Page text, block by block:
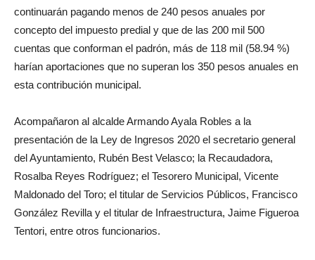
continuarán pagando menos de 240 pesos anuales por
concepto del impuesto predial y que de las 200 mil 500
cuentas que conforman el padrón, más de 118 mil (58.94 %)
harían aportaciones que no superan los 350 pesos anuales en
esta contribución municipal.
Acompañaron al alcalde Armando Ayala Robles a la
presentación de la Ley de Ingresos 2020 el secretario general
del Ayuntamiento, Rubén Best Velasco; la Recaudadora,
Rosalba Reyes Rodríguez; el Tesorero Municipal, Vicente
Maldonado del Toro; el titular de Servicios Públicos, Francisco
González Revilla y el titular de Infraestructura, Jaime Figueroa
Tentori, entre otros funcionarios.